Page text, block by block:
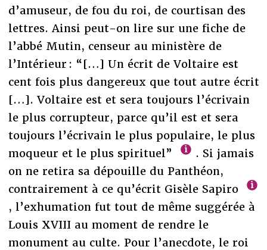
d’amuseur, de fou du roi, de courtisan des
lettres. Ainsi peut-on lire sur une fiche de
l’abbé Mutin, censeur au ministère de
l’Intérieur : “[…] Un écrit de Voltaire est
cent fois plus dangereux que tout autre écrit
[…]. Voltaire est et sera toujours l’écrivain
le plus corrupteur, parce qu’il est et sera
toujours l’écrivain le plus populaire, le plus
moqueur et le plus spirituel”
. Si jamais
on ne retira sa dépouille du Panthéon,
contrairement à ce qu’écrit Gisèle Sapiro
, l’exhumation fut tout de même suggérée à
Louis XVIII au moment de rendre le
monument au culte. Pour l’anecdote, le roi